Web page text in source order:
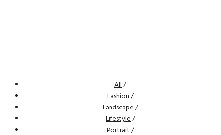
All/
Fashion/
Landscape/
Lifestyle/
Portrait/